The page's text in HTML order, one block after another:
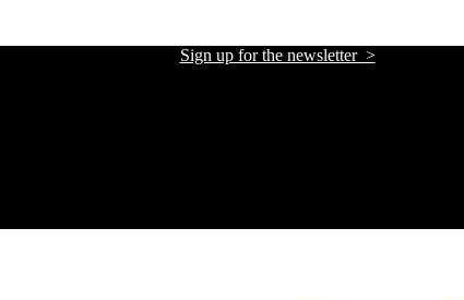
Sign up for the newsletter >